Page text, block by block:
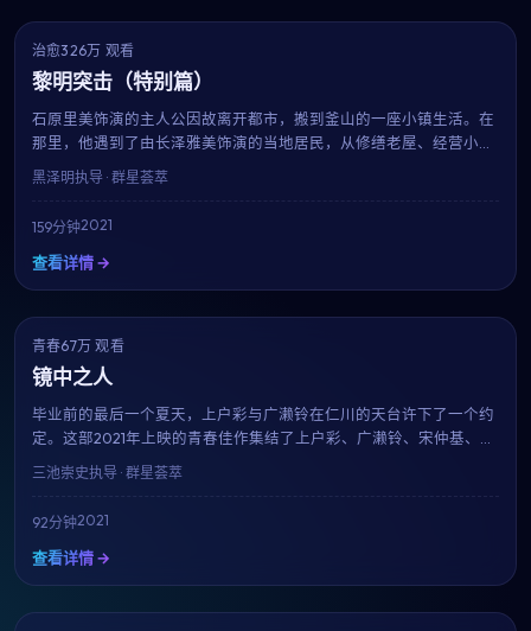
热播
治愈326万 观看
黎明突击（特别篇）
石原里美饰演的主人公因故离开都市，搬到釜山的一座小镇生活。在
那里，他遇到了由长泽雅美饰演的当地居民，从修缮老屋、经营小店
到适应慢节奏的生活，每一帧都像一杯温热的茶。黑泽明用治愈系的
影像告诉我们：人生没有标准答案。
黑泽明执导 · 群星荟萃
159分钟2021
查看详情 →
NEW
青春67万 观看
镜中之人
毕业前的最后一个夏天，上户彩与广濑铃在仁川的天台许下了一个约
定。这部2021年上映的青春佳作集结了上户彩、广濑铃、宋仲基、松
本润等当红演员，用92分钟的篇幅记录下属于十八岁的迷茫、勇气与
心动。
三池崇史执导 · 群星荟萃
92分钟2021
查看详情 →